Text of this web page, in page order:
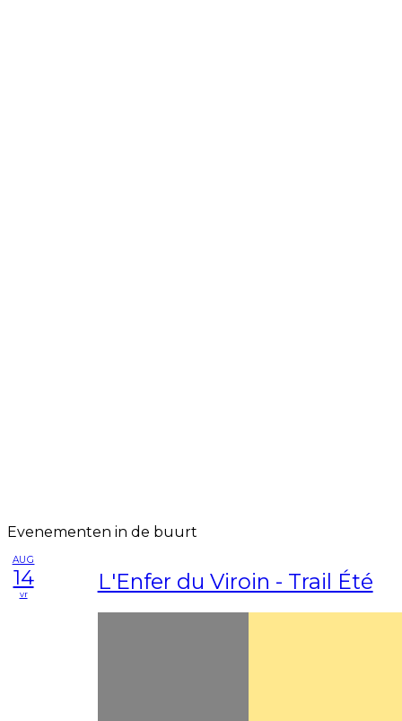
Evenementen in de buurt
AUG
14
vr L'Enfer du Viroin - Trail Été